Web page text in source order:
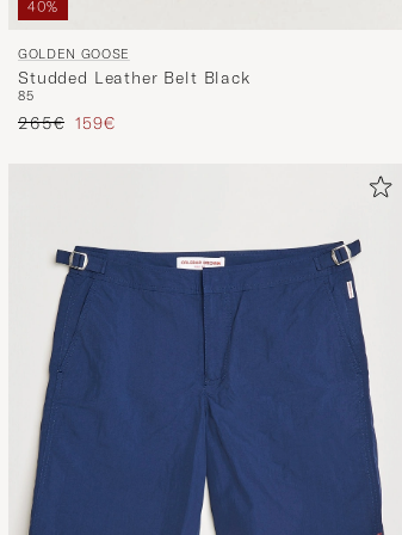
40%
GOLDEN GOOSE
Studded Leather Belt Black
85
Prezzo ordinario
265€ Prezzo ridotto
159€